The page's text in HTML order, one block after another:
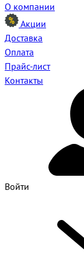
О компании
Акции
Доставка
Оплата
Прайс-лист
Контакты
Войти